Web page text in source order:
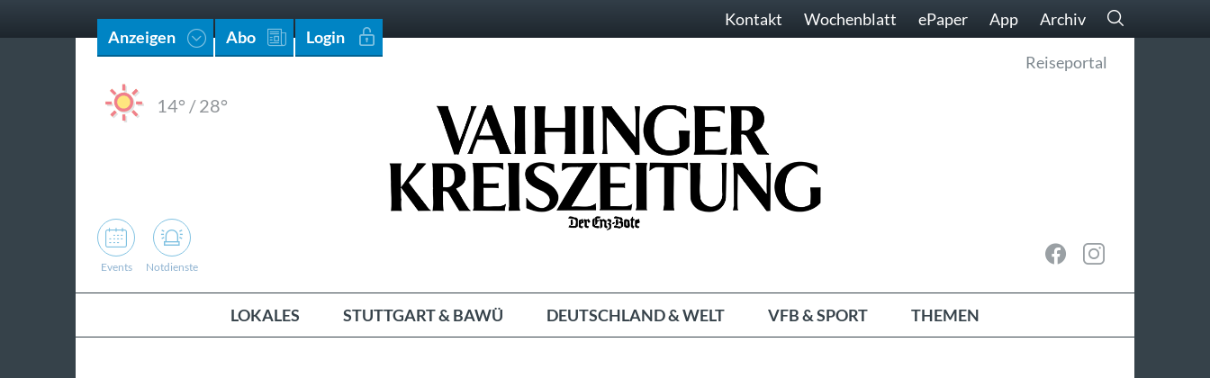
Anzeigen Abo Login
Kontakt Wochenblatt ePaper App Archiv
14° /28°
Reiseportal
Events Notdienste
LOKALES STUTTGART & BAWÜ DEUTSCHLAND & WELT VFB & SPORT THEMEN